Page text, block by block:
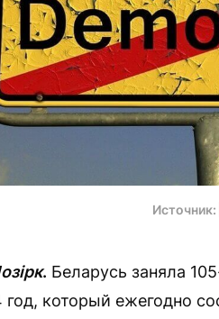
Источник:
. Беларусь заняла
год, который ежегодно